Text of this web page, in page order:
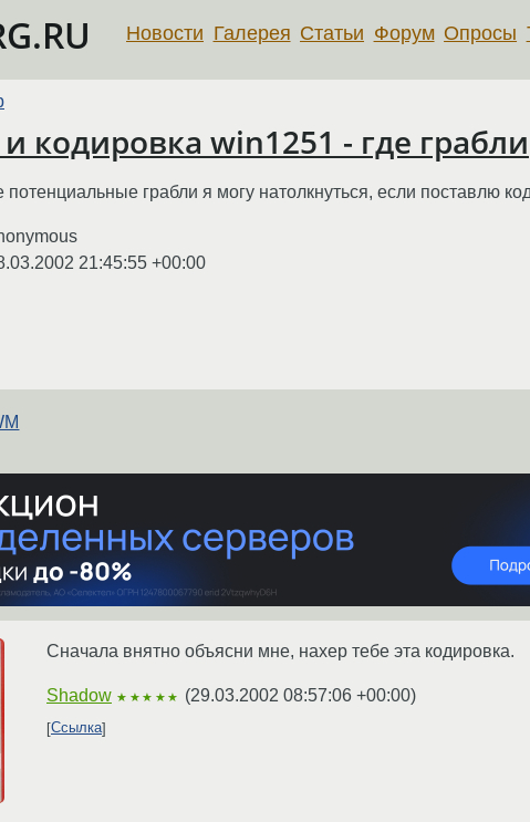
Новости Галерея Статьи Форум Опросы
и кодировка win1251 - где грабли
потенциальные грабли я могу натолкнуться, если поставлю
21:45:55 +00:00
Сначала внятно объясни мне, нахер тебе эта кодировка.
Shadow ★★★★★ (29.03.2002 08:57:06 +00:00)
Ссылка